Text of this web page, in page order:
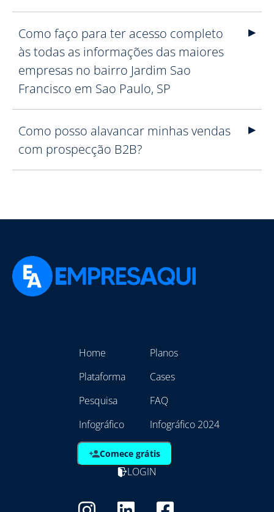
Como faço para ter acesso completo
às todas as informações das maiores
empresas no bairro Jardim Sao
Francisco em Sao Paulo, SP
Como posso alavancar minhas vendas
com prospecção B2B?
Home
Plataforma
Pesquisa
Infográfico
Planos
Cases
FAQ
Infográfico 2024
Comece grátis
LOGIN